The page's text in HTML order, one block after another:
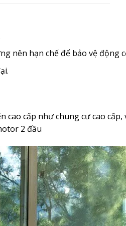
nên hạn chế để bảo vệ động
cấp như chung cư cao
2 đầu